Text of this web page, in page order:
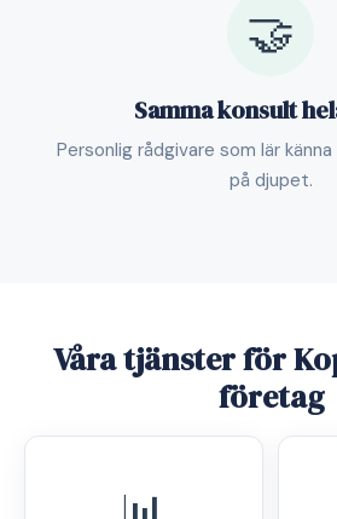
🤝
Samma konsult
Personlig rådgivare som lär
på djupet.
Våra tjänster för
företag